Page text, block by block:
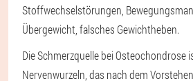
Stoffwechselstörungen,
Übergewicht, falsches Gewichtheben.
Die Schmerzquelle bei Osteochondrose
Nervenwurzeln, das nach dem